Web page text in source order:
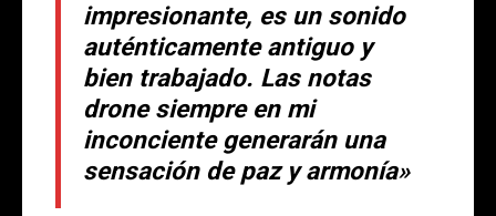
impresionante, es un sonido
auténticamente antiguo y
bien trabajado. Las notas
drone siempre en mi
inconciente generarán una
sensación de paz y armonía»